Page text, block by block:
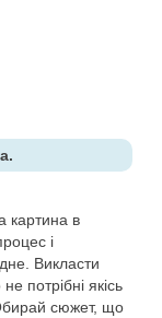
картина в
і
Викласти
потрібні якісь
сюжет, що